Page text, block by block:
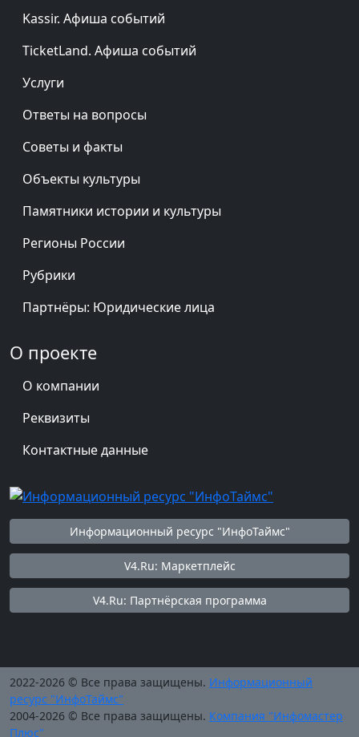
Kassir. Афиша событий
TicketLand. Афиша событий
Услуги
Ответы на вопросы
Советы и факты
Объекты культуры
Памятники истории и культуры
Регионы России
Рубрики
Партнёры: Юридические лица
О проекте
О компании
Реквизиты
Контактные данные
Информационный ресурс "ИнфоТаймс"
V4.Ru: Маркетплейс
V4.Ru: Партнёрская программа
2022-2026 © Все права защищены. Информационный
ресурс "ИнфоТаймс"
2004-2026 © Все права защищены. Компания "Инфомастер
Плюс"